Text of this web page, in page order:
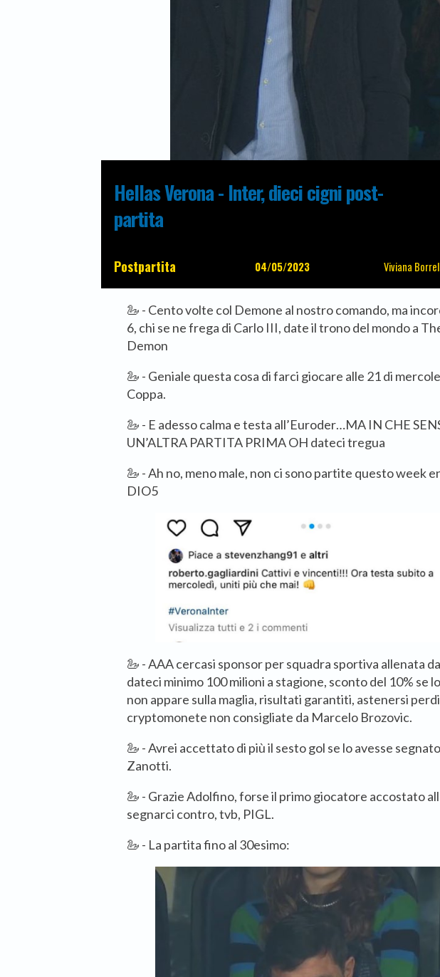
Hellas Verona - Inter, dieci cigni post-
partita
Postpartita 04/05/2023 Viviana
🦢 - Cento volte col Demone al nostro comando, ma
6, chi se ne frega di Carlo III, date il trono del mondo a
Demon
🦢 - Geniale questa cosa di farci giocare alle 21 di
Coppa.
🦢 - E adesso calma e testa all’Euroder…MA IN CHE
UN’ALTRA PARTITA PRIMA OH dateci tregua
🦢 - Ah no, meno male, non ci sono partite questo week
DIO5
🦢 - AAA cercasi sponsor per squadra sportiva allenata
dateci minimo 100 milioni a stagione, sconto del 10% se
non appare sulla maglia, risultati garantiti, astenersi
cryptomonete non consigliate da Marcelo Brozovic.
🦢 - Avrei accettato di più il sesto gol se lo avesse
Zanotti.
🦢 - Grazie Adolfino, forse il primo giocatore accostato
segnarci contro, tvb, PIGL.
🦢 - La partita fino al 30esimo: